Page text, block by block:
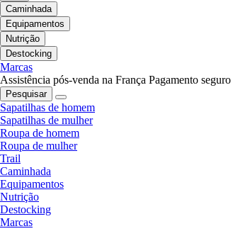
Caminhada
Equipamentos
Nutrição
Destocking
Marcas
Assistência pós-venda na França Pagamento seguro
Pesquisar
Sapatilhas de homem
Sapatilhas de mulher
Roupa de homem
Roupa de mulher
Trail
Caminhada
Equipamentos
Nutrição
Destocking
Marcas